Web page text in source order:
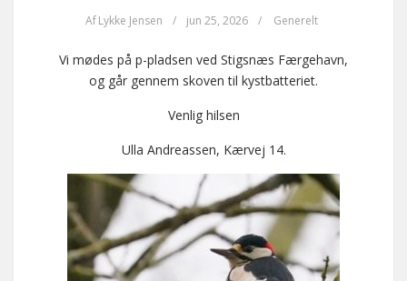
Af Lykke Jensen / jun 25, 2026 / Generelt
Vi mødes på p-pladsen ved Stigsnæs Færgehavn,
og går gennem skoven til kystbatteriet.
Venlig hilsen
Ulla Andreassen, Kærvej 14.